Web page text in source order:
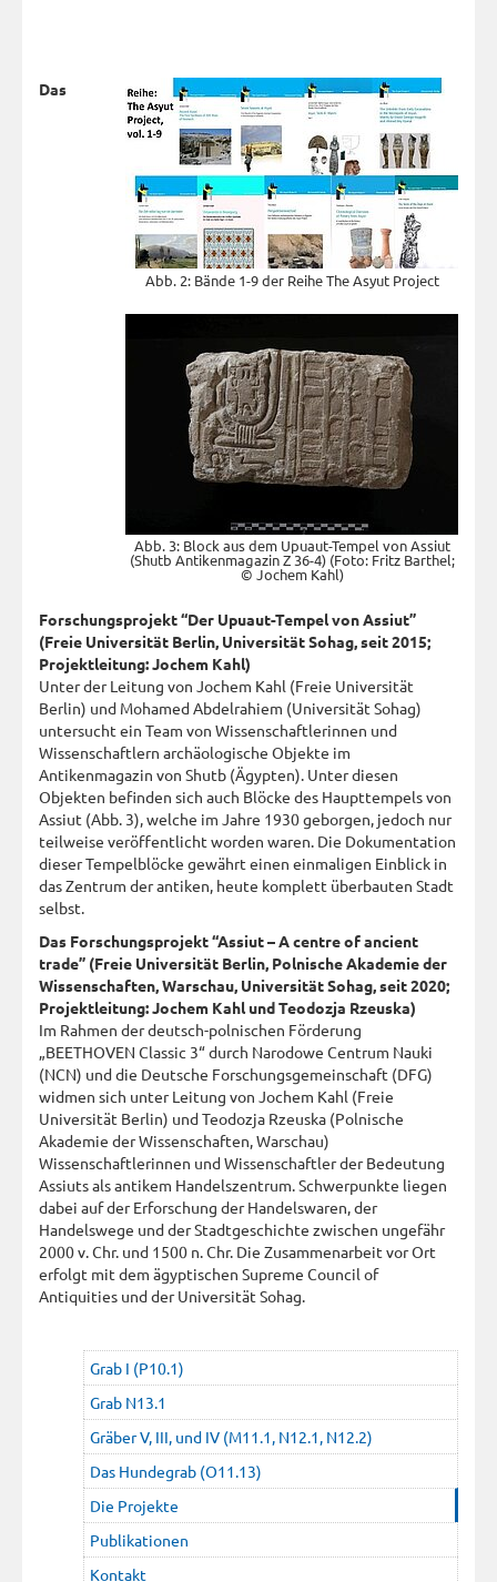
Abb. 2: Bände 1-9 der Reihe The Asyut Project
Abb. 3: Block aus dem Upuaut-Tempel von Assiut
(Shutb Antikenmagazin Z 36-4) (Foto: Fritz Barthel;
© Jochem Kahl)
Das
Forschungsprojekt “Der Upuaut-Tempel von Assiut”
(Freie Universität Berlin, Universität Sohag, seit 2015;
Projektleitung: Jochem Kahl)
Unter der Leitung von Jochem Kahl (Freie Universität
Berlin) und Mohamed Abdelrahiem (Universität Sohag)
untersucht ein Team von Wissenschaftlerinnen und
Wissenschaftlern archäologische Objekte im
Antikenmagazin von Shutb (Ägypten). Unter diesen
Objekten befinden sich auch Blöcke des Haupttempels von
Assiut (Abb. 3), welche im Jahre 1930 geborgen, jedoch nur
teilweise veröffentlicht worden waren. Die Dokumentation
dieser Tempelblöcke gewährt einen einmaligen Einblick in
das Zentrum der antiken, heute komplett überbauten Stadt
selbst.
Das Forschungsprojekt “Assiut – A centre of ancient
trade” (Freie Universität Berlin, Polnische Akademie der
Wissenschaften, Warschau, Universität Sohag, seit 2020;
Projektleitung: Jochem Kahl und Teodozja Rzeuska)
Im Rahmen der deutsch-polnischen Förderung
„BEETHOVEN Classic 3“ durch Narodowe Centrum Nauki
(NCN) und die Deutsche Forschungsgemeinschaft (DFG)
widmen sich unter Leitung von Jochem Kahl (Freie
Universität Berlin) und Teodozja Rzeuska (Polnische
Akademie der Wissenschaften, Warschau)
Wissenschaftlerinnen und Wissenschaftler der Bedeutung
Assiuts als antikem Handelszentrum. Schwerpunkte liegen
dabei auf der Erforschung der Handelswaren, der
Handelswege und der Stadtgeschichte zwischen ungefähr
2000 v. Chr. und 1500 n. Chr. Die Zusammenarbeit vor Ort
erfolgt mit dem ägyptischen Supreme Council of
Antiquities und der Universität Sohag.
Grab I (P10.1)
Grab N13.1
Gräber V, III, und IV (M11.1, N12.1, N12.2)
Das Hundegrab (O11.13)
Die Projekte
Publikationen
Kontakt